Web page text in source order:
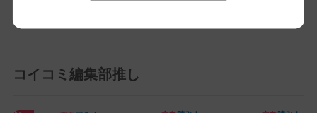
コイコミ編集部推し